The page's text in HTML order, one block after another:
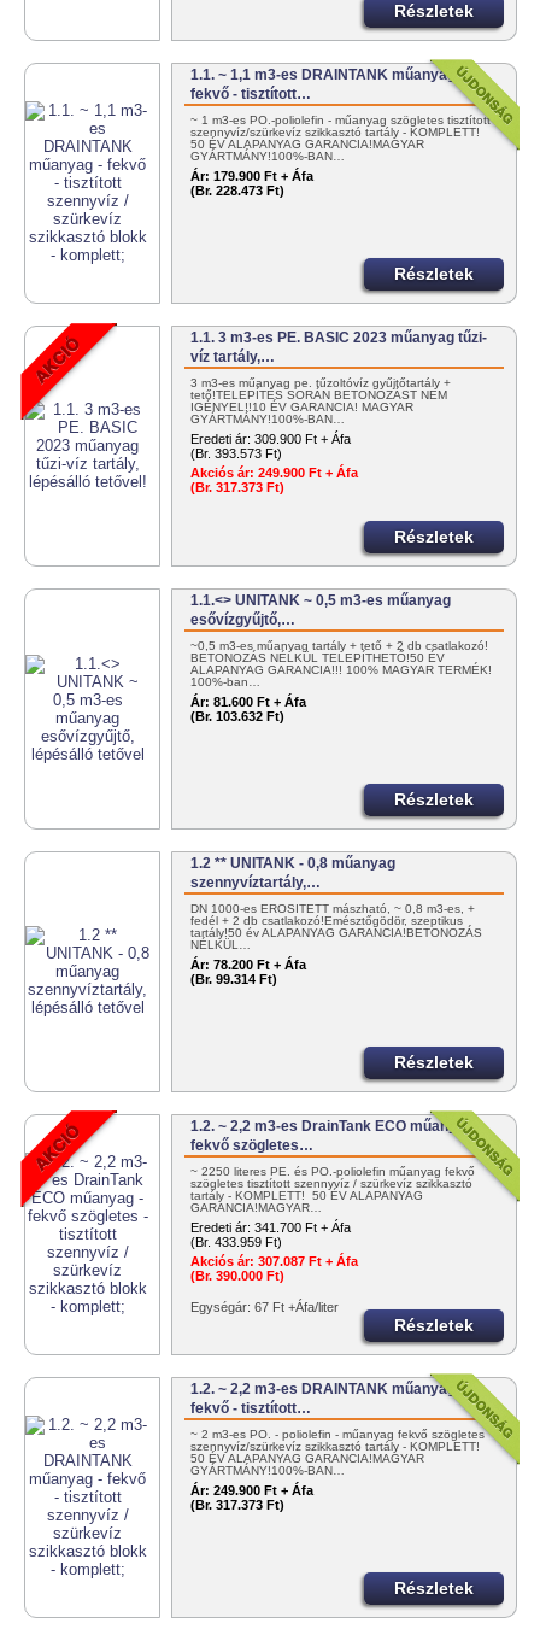
Részletek
1.1. ~ 1,1 m3-es DRAINTANK műanyag -
fekvő - tisztított…
~ 1 m3-es PO.-poliolefin - műanyag szögletes tisztított
szennyvíz/szürkevíz szikkasztó tartály - KOMPLETT!
50 ÉV ALAPANYAG GARANCIA!MAGYAR
GYÁRTMÁNY!100%-BAN…
Ár: 179.900 Ft + Áfa
(Br. 228.473 Ft)
Részletek
1.1. 3 m3-es PE. BASIC 2023 műanyag tűzi-
víz tartály,…
3 m3-es műanyag pe. tűzoltóvíz gyűjtőtartály +
tető!TELEPÍTÉS SORÁN BETONOZÁST NEM
IGÉNYEL!!10 ÉV GARANCIA! MAGYAR
GYÁRTMÁNY!100%-BAN…
Eredeti ár: 309.900 Ft + Áfa
(Br. 393.573 Ft)
Akciós ár: 249.900 Ft + Áfa
(Br. 317.373 Ft)
Részletek
1.1.<> UNITANK ~ 0,5 m3-es műanyag
esővízgyűjtő,…
~0,5 m3-es műanyag tartály + tető + 2 db csatlakozó!
BETONOZÁS NÉLKÜL TELEPÍTHETŐ!50 ÉV
ALAPANYAG GARANCIA!!! 100% MAGYAR TERMÉK!
100%-ban…
Ár: 81.600 Ft + Áfa
(Br. 103.632 Ft)
Részletek
1.2 ** UNITANK - 0,8 műanyag
szennyvíztartály,…
DN 1000-es ERŐSÍTETT mászható, ~ 0,8 m3-es, +
fedél + 2 db csatlakozó!Emésztőgödör, szeptikus
tartály!50 év ALAPANYAG GARANCIA!BETONOZÁS
NÉLKÜL…
Ár: 78.200 Ft + Áfa
(Br. 99.314 Ft)
Részletek
1.2. ~ 2,2 m3-es DrainTank ECO műanyag -
fekvő szögletes…
~ 2250 literes PE. és PO.-poliolefin műanyag fekvő
szögletes tisztított szennyvíz / szürkevíz szikkasztó
tartály - KOMPLETT! 50 ÉV ALAPANYAG
GARANCIA!MAGYAR…
Eredeti ár: 341.700 Ft + Áfa
(Br. 433.959 Ft)
Akciós ár: 307.087 Ft + Áfa
(Br. 390.000 Ft)
Egységár: 67 Ft +Áfa/liter
Részletek
1.2. ~ 2,2 m3-es DRAINTANK műanyag -
fekvő - tisztított…
~ 2 m3-es PO. - poliolefin - műanyag fekvő szögletes
szennyvíz/szürkevíz szikkasztó tartály - KOMPLETT!
50 ÉV ALAPANYAG GARANCIA!MAGYAR
GYÁRTMÁNY!100%-BAN…
Ár: 249.900 Ft + Áfa
(Br. 317.373 Ft)
Részletek